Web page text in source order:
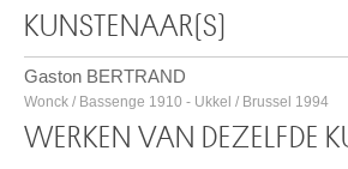
KUNSTENAAR(S)
Gaston BERTRAND
Wonck / Bassenge 1910 - Ukkel / Brussel 1994
WERKEN VAN DEZELFDE